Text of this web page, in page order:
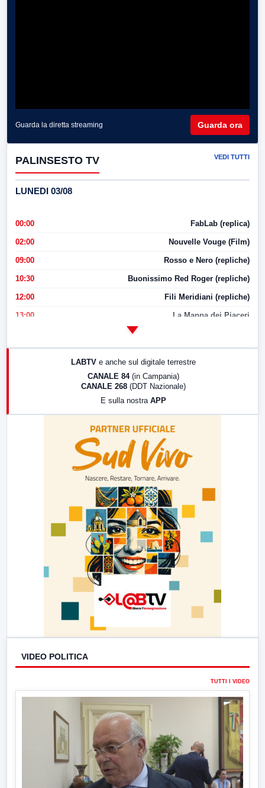
Guarda la diretta streaming Guarda ora
PALINSESTO TV VEDI TUTTI
LUNEDI 03/08
00:00 FabLab (replica)
02:00 Nouvelle Vouge (Film)
09:00 Rosso e Nero (repliche)
10:30 Buonissimo Red Roger (repliche)
12:00 Fili Meridiani (repliche)
13:00 La Mappa dei Piaceri
17:00 LabNews (replica)
LABTV e anche sul digitale terrestre
CANALE 84 (in Campania)
CANALE 268 (DDT Nazionale)
E sulla nostra APP
VIDEO POLITICA
TUTTI I VIDEO